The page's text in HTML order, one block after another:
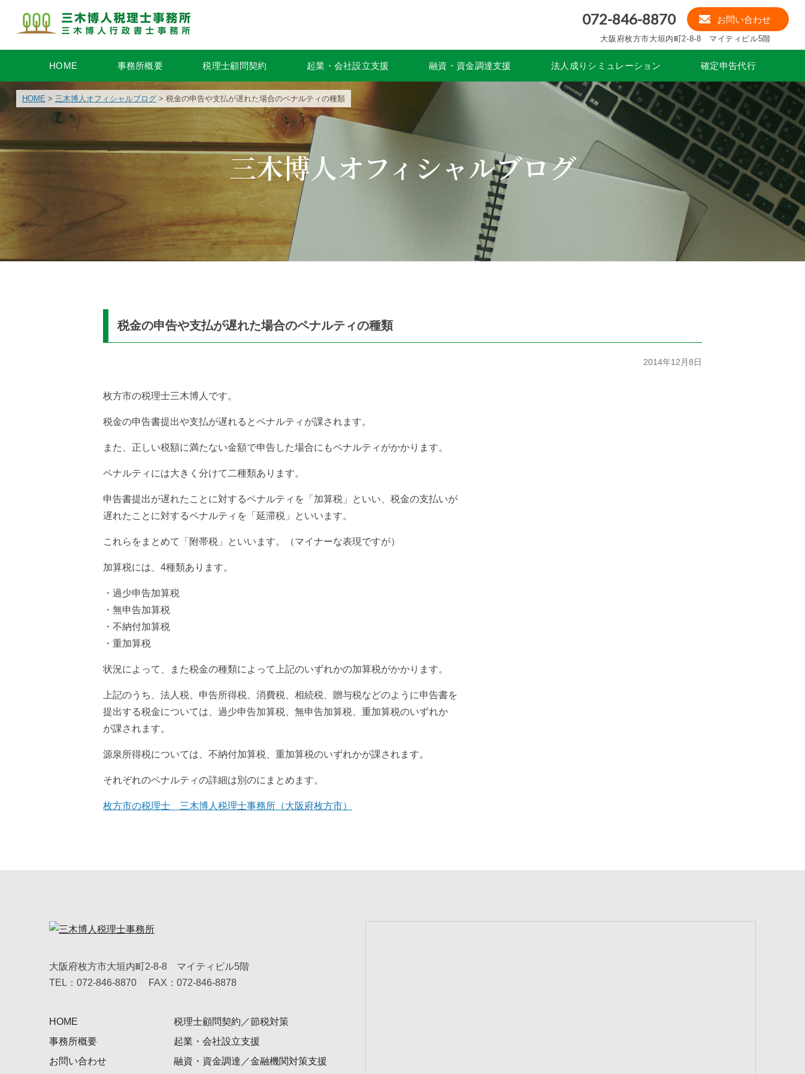
072-846-8870 お問い合わせ
大阪府枚方市大垣内町2-8-8 マイティビル5階
HOME 事務所概要 税理士顧問契約 起業・会社設立支援 融資・資金調達支援 法人成りシミュレーション 確定申告代行
HOME > 三木博人オフィシャルブログ> 税金の申告や支払が遅れた場合のペナルティの種類
三木博人オフィシャルブログ
税金の申告や支払が遅れた場合のペナルティの種類
2014年12月8日
枚方市の税理士三木博人です。
税金の申告書提出や支払が遅れるとペナルティが課されます。
また、正しい税額に満たない金額で申告した場合にもペナルティがかかります。
ペナルティには大きく分けて二種類あります。
申告書提出が遅れたことに対するペナルティを「加算税」といい、 税金の支払いが
遅れたことに対するペナルティを「延滞税」といいます。
これらをまとめて「附帯税」といいます。（マイナーな表現ですが）
加算税には、4種類あります。
・過少申告加算税
・無申告加算税
・不納付加算税
・重加算税
状況によって、また税金の種類によって上記のいずれかの加算税がかかります。
上記のうち、法人税、申告所得税、消費税、相続税、贈与税などのように申告書を
提出する税金については、過少申告加算税、無申告加算税、 重加算税のいずれか
が課されます。
源泉所得税については、不納付加算税、重加算税のいずれかが課されます。
それぞれのペナルティの詳細は別のにまとめます。
枚方市の税理士 三木博人税理士事務所（大阪府枚方市）
大阪府枚方市大垣内町2-8-8 マイティビル5階
TEL：072-846-8870
FAX：072-846-8878
HOME
事務所概要
お問い合わせ
税理士顧問契約／節税対策
起業・会社設立支援
融資・資金調達／金融機関対策支援